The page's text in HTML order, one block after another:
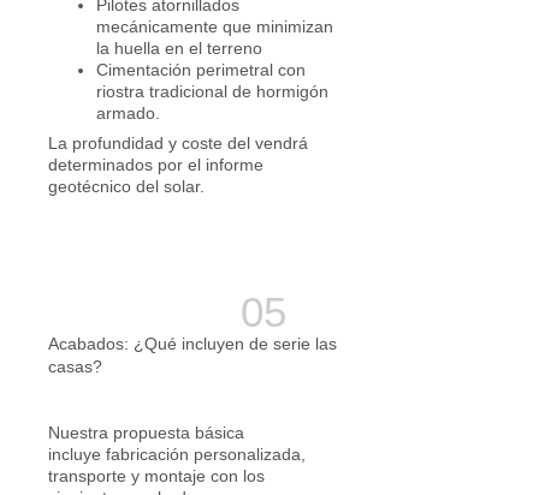
Pilotes atornillados
mecánicamente que minimizan
la huella en el terreno
Cimentación perimetral con
riostra tradicional de hormigón
armado.
La profundidad y coste del vendrá
determinados por el informe
geotécnico del solar.
Acabados: ¿Qué incluyen de serie las
casas?
Nuestra propuesta básica
incluye fabricación personalizada,
transporte y montaje con los